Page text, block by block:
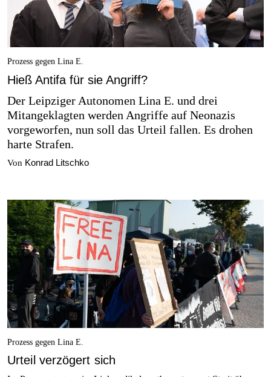
Prozess gegen Lina E.
Hieß Antifa für sie Angriff?
Der Leipziger Autonomen Lina E. und drei
Mitangeklagten werden Angriffe auf Neonazis
vorgeworfen, nun soll das Urteil fallen. Es drohen
harte Strafen.
Von Konrad Litschko
Prozess gegen Lina E.
Urteil verzögert sich